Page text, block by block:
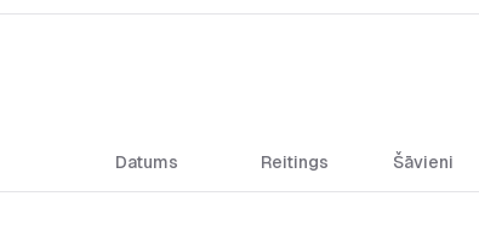
Datums Reitings Šāvieni